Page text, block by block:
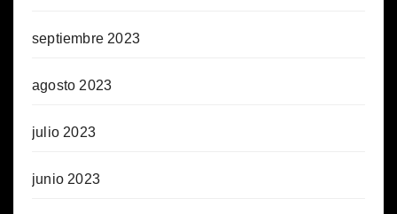
septiembre 2023
agosto 2023
julio 2023
junio 2023